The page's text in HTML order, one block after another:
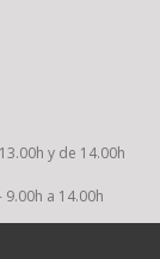
y de 14.00h
9.00h a 14.00h